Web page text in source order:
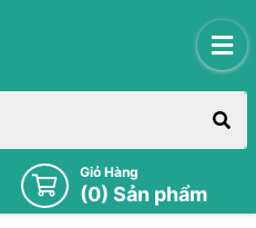
Giỏ Hàng
(0) Sản phẩm